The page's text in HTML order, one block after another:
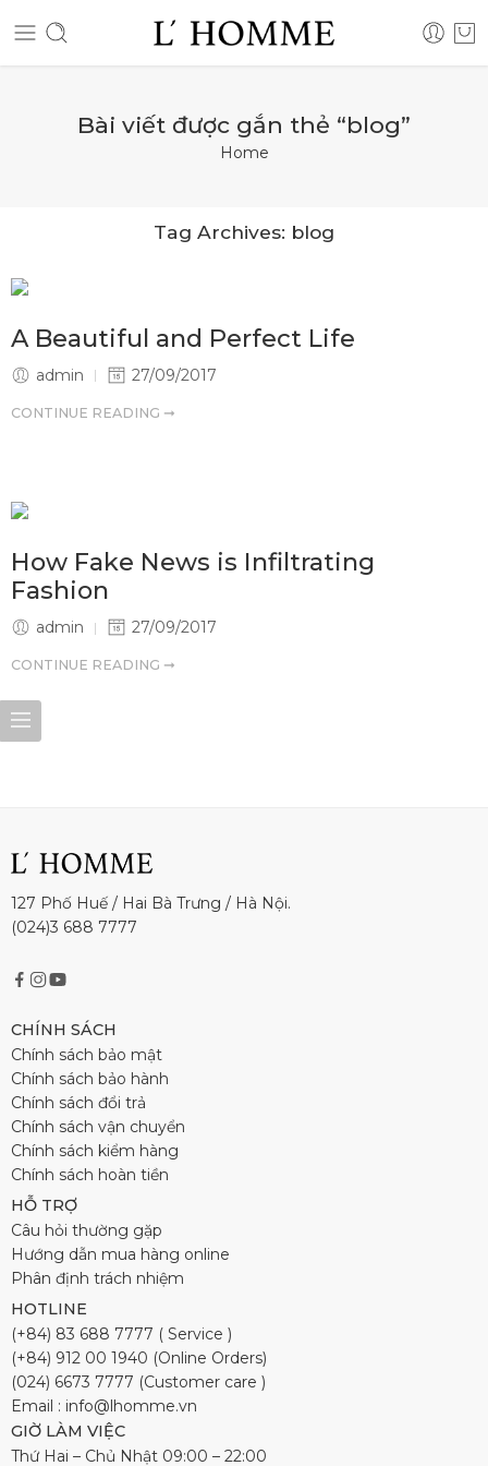
Bài viết được gắn thẻ “blog”
Home
Tag Archives: blog
A Beautiful and Perfect Life
admin 27/09/2017
CONTINUE READING ➞
How Fake News is Infiltrating
Fashion
admin 27/09/2017
CONTINUE READING ➞
127 Phố Huế / Hai Bà Trưng / Hà Nội.
(024)3 688 7777
CHÍNH SÁCH
Chính sách bảo mật
Chính sách bảo hành
Chính sách đổi trả
Chính sách vận chuyển
Chính sách kiểm hàng
Chính sách hoàn tiền
HỖ TRỢ
Câu hỏi thường gặp
Hướng dẫn mua hàng online
Phân định trách nhiệm
HOTLINE
(+84) 83 688 7777 ( Service )
(+84) 912 00 1940 (Online Orders)
(024) 6673 7777 (Customer care )
Email : info@lhomme.vn
GIỜ LÀM VIỆC
Thứ Hai – Chủ Nhật 09:00 – 22:00